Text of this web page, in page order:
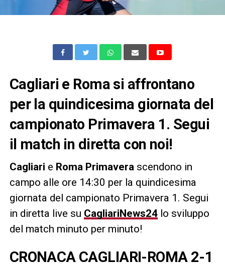
Cagliari e Roma si affrontano
per la quindicesima giornata del
campionato Primavera 1. Segui
il match in diretta con noi!
Cagliari e Roma Primavera scendono in
campo alle ore 14:30 per la quindicesima
giornata del campionato Primavera 1. Segui
in diretta live su CagliariNews24lo sviluppo
del match minuto per minuto!
CRONACA CAGLIARI-ROMA 2-1